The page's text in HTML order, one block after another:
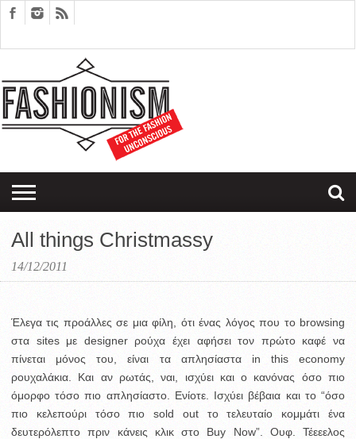
EDITORIALS
COUPLES
THERAPY
SARTORIAGRAM
All things Christmassy
14/12/2011
Έλεγα τις προάλλες σε μια φίλη, ότι ένας λόγος που το browsing
στα sites με designer ρούχα έχει αφήσει τον πρώτο καφέ να
πίνεται μόνος του, είναι τα απλησίαστα in this economy
ρουχαλάκια. Και αν ρωτάς, ναι, ισχύει και ο κανόνας όσο πιο
όμορφο τόσο πιο απλησίαστο. Ενίοτε. Ισχύει βέβαια και το “όσο
πιο κελεπούρι τόσο πιο sold out το τελευταίο κομμάτι ένα
δευτερόλεπτο πριν κάνεις κλικ στο Buy Now”. Ουφ. Τέεεελος